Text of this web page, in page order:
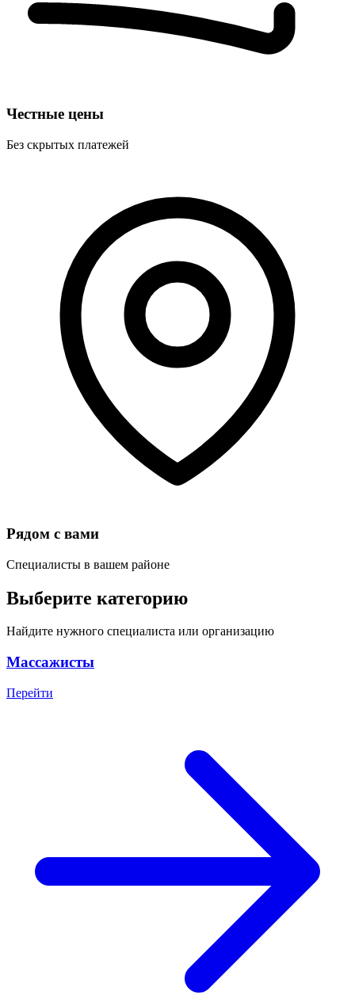
Честные цены
Без скрытых платежей
Рядом с вами
Специалисты в вашем районе
Выберите категорию
Найдите нужного специалиста или организацию
Массажисты
Перейти